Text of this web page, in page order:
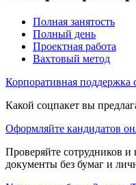
Полная занятость
Полный день
Проектная работа
Вахтовый метод
Корпоративная поддержка
Какой соцпакет вы
Оформляйте кандидатов
Проверяйте сотрудников
документы без бумаг и